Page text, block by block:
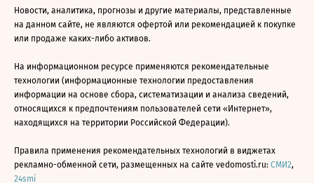
Новости, аналитика, прогнозы и другие материалы, представленные
на данном сайте, не являются офертой или рекомендацией к покупке
или продаже каких-либо активов.
На информационном ресурсе применяются рекомендательные
технологии (информационные технологии предоставления
информации на основе сбора, систематизации и анализа сведений,
относящихся к предпочтениям пользователей сети «Интернет»,
находящихся на территории Российской Федерации).
Правила применения рекомендательных технологий в виджетах
рекламно-обменной сети, размещенных на сайте vedomosti.ru: СМИ2,
24smi